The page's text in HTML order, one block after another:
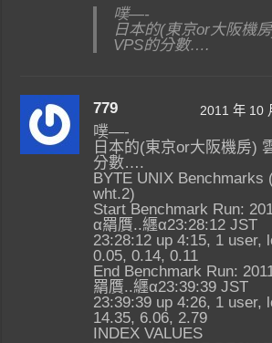
噗—-
日本的(東京or大阪機
VPS的分數….
779 2011 年 10
噗—-
日本的(東京or大阪機房)
分數….
BYTE UNIX Benchmarks
wht.2)
Start Benchmark Run:
α羂贋..纒α23:28:12 JST
23:28:12 up 4:15, 1 user,
0.05, 0.14, 0.11
End Benchmark Run:
羂贋..纒α23:39:39 JST
23:39:39 up 4:26, 1 user,
14.35, 6.06, 2.79
INDEX VALUES